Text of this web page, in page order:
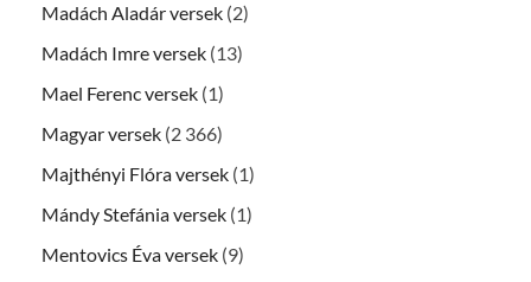
Madách Aladár versek (2)
Madách Imre versek (13)
Mael Ferenc versek (1)
Magyar versek (2 366)
Majthényi Flóra versek (1)
Mándy Stefánia versek (1)
Mentovics Éva versek (9)